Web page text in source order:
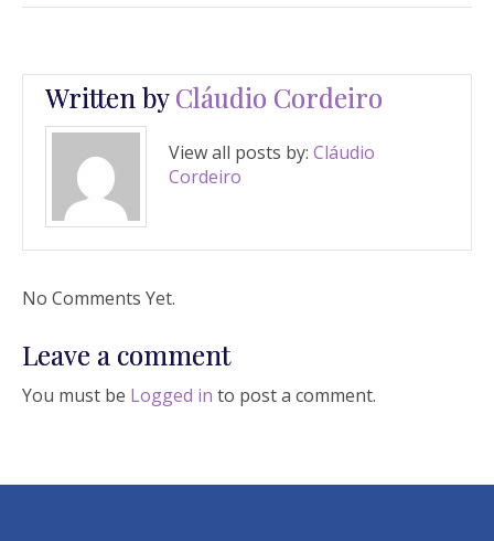
Written byCláudio Cordeiro
View all posts by: Cláudio
Cordeiro
No Comments Yet.
Leave a comment
You must be Logged in to post a comment.